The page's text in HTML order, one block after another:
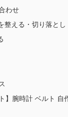
わせ
整える・切り落とし
】腕時計 ベルト